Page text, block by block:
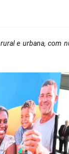
e urbana, com